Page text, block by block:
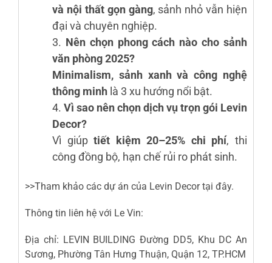
và nội thất gọn gàng, sảnh nhỏ vẫn hiện
đại và chuyên nghiệp.
Nên chọn phong cách nào cho sảnh
văn phòng 2025?
Minimalism, sảnh xanh và công nghệ
thông minh là 3 xu hướng nổi bật.
Vì sao nên chọn dịch vụ trọn gói Levin
Decor?
Vì giúptiết kiệm 20–25% chi phí, thi
công đồng bộ, hạn chế rủi ro phát sinh.
>>Tham khảo các dự án của Levin Decortại đây.
Thông tin liên hệ với Le Vin:
Địa chỉ: LEVIN BUILDING Đường DD5, Khu DC An
Sương, Phường Tân Hưng Thuận, Quận 12, TP.HCM